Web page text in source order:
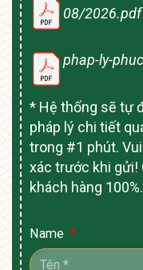
08/2026.pdf
phap-ly-
* Hệ thống sẽ tự
pháp lý chi tiết
trong #1 phút.
xác trước khi gửi!
khách hàng 100%.
Name